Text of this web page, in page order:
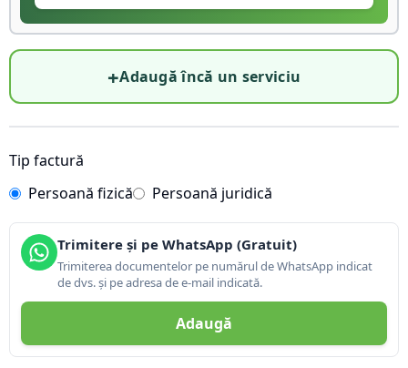
+Adaugă încă un serviciu
Tip factură
Persoană fizică
Persoană juridică
Trimitere și pe WhatsApp (Gratuit)
Trimiterea documentelor pe numărul de WhatsApp indicat
de dvs. și pe adresa de e-mail indicată.
Adaugă